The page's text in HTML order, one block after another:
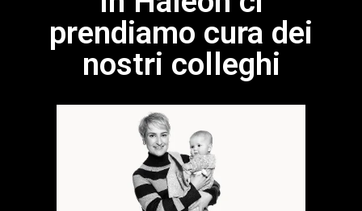
prendiamo cura dei
nostri colleghi